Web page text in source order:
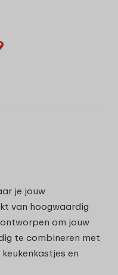
je jouw
van hoogwaardig
om jouw
te combineren met
en